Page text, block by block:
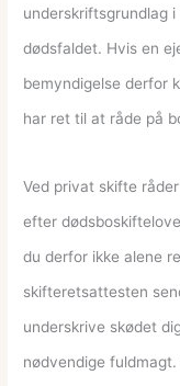
underskriftsgrundlag
dødsfaldet. Hvis en
bemyndigelse derfor
har ret til at råde på
Ved privat skifte
efter
du derfor ikke alene
skifteretsattesten
underskrive skødet
nødvendige